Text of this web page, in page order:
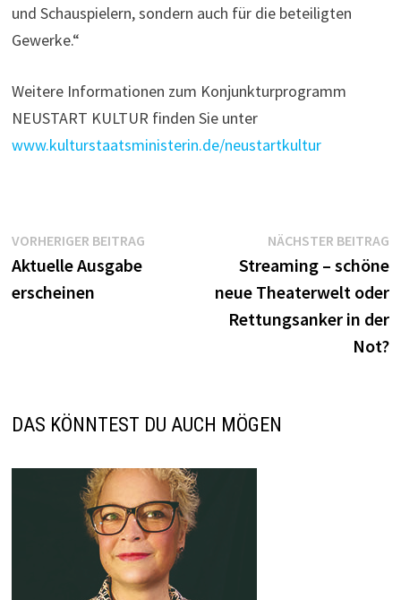
und Schauspielern, sondern auch für die beteiligten
Gewerke.“
Weitere Informationen zum Konjunkturprogramm
NEUSTART KULTUR finden Sie unter
www.kulturstaatsministerin.de/neustartkultur
Beitragsnavigation
VORHERIGER BEITRAG
Aktuelle Ausgabe
erscheinen
NÄCHSTER BEITRAG
Streaming – schöne
neue Theaterwelt oder
Rettungsanker in der
Not?
DAS KÖNNTEST DU AUCH MÖGEN